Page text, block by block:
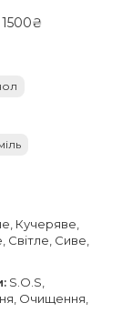
1500₴
Кучеряве,
Сиве,
S.O.S,
Очищення,